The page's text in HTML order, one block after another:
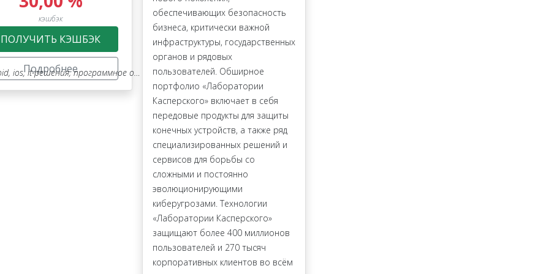
, ios, it-решения,программное обеспечение ,мобильные приложения
кэшбэк
ПОЛУЧИТЬ КЭШБЭК
Подробнее
обеспечивающих безопасность
бизнеса, критически важной
инфраструктуры, государственных
органов и рядовых
пользователей. Обширное
портфолио «Лаборатории
Касперского» включает в себя
передовые продукты для защиты
конечных устройств, а также ряд
специализированных решений и
сервисов для борьбы со
сложными и постоянно
эволюционирующими
киберугрозами. Технологии
«Лаборатории Касперского»
защищают более 400 миллионов
пользователей и 270 тысяч
корпоративных клиентов во всём